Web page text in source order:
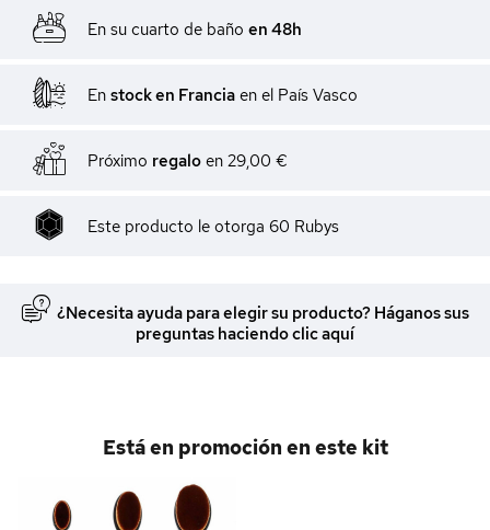
En su cuarto de baño en 48h
En stock en Francia en el País Vasco
Próximo regalo en 29,00 €
Este producto le otorga 60 Rubys
¿Necesita ayuda para elegir su producto? Háganos sus
preguntas haciendo clic aquí
Está en promoción en este kit